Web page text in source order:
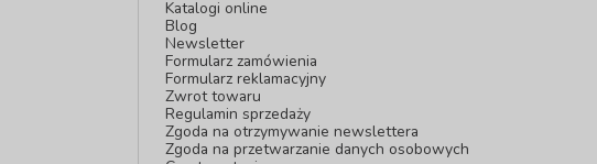
Katalogi online
Blog
Newsletter
Formularz zamówienia
Formularz reklamacyjny
Zwrot towaru
Regulamin sprzedaży
Zgoda na otrzymywanie newslettera
Zgoda na przetwarzanie danych osobowych